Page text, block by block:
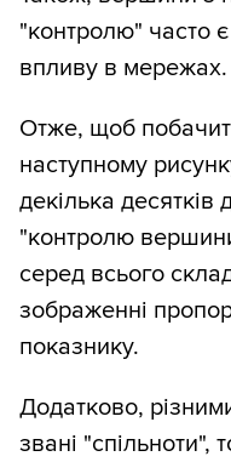
"контролю" часто
впливу в мережах.
Отже, щоб
наступному
декілька десятків
"контролю
серед всього
зображенні
показнику.
Додатково,
звані "спільноти",